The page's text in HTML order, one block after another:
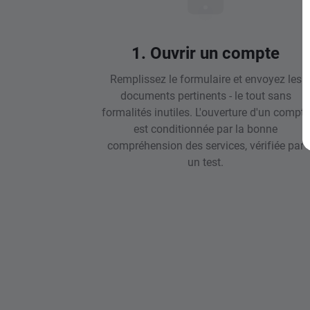
1. Ouvrir un compte
Remplissez le formulaire et envoyez les
documents pertinents - le tout sans
formalités inutiles. L'ouverture d'un compte
est conditionnée par la bonne
compréhension des services, vérifiée par
un test.